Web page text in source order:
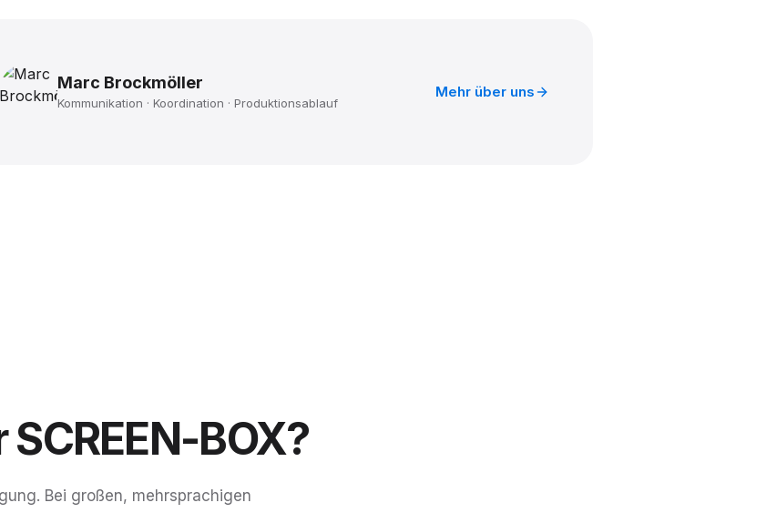
Marc Brockmöller
Kommunikation · Koordination · Produktionsablauf
Mehr über uns
SCREEN-BOX?
Bei großen, mehrsprachigen